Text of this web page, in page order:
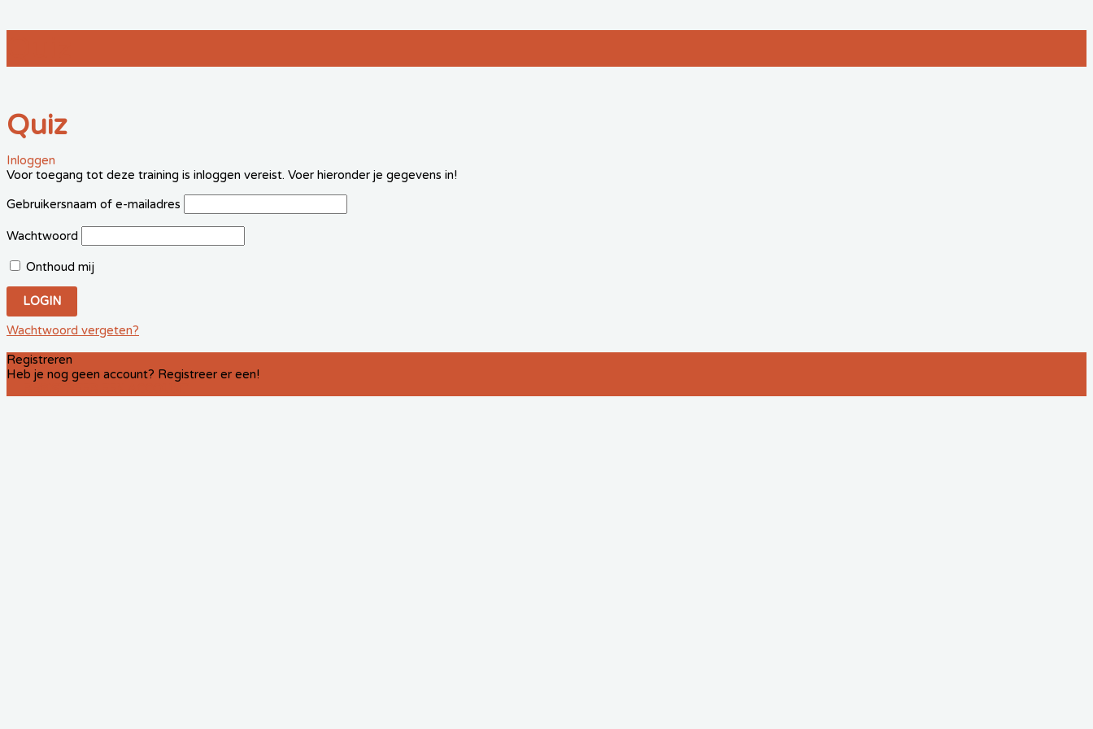
Quiz
Inloggen
Voor toegang tot deze training is inloggen vereist. Voer hieronder je gegevens in!
Gebruikersnaam of e-mailadres
Wachtwoord
Onthoud mij
Wachtwoord vergeten?
Registreren
Heb je nog geen account? Registreer er een!